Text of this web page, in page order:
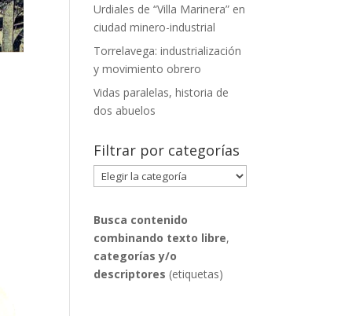
Urdiales de “Villa Marinera” en
ciudad minero-industrial
Torrelavega: industrialización
y movimiento obrero
Vidas paralelas, historia de
dos abuelos
Filtrar por categorías
Filtrar
por
Busca contenido
combinando texto libre,
categorías y/o
descriptores (etiquetas)